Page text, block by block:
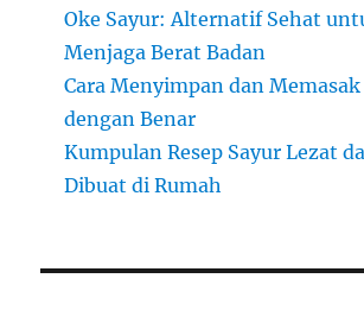
Oke Sayur: Alternatif Sehat
Menjaga Berat Badan
Cara Menyimpan dan Memasak
dengan Benar
Kumpulan Resep Sayur Lezat
Dibuat di Rumah